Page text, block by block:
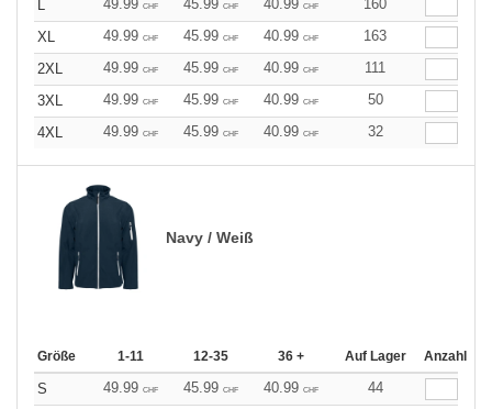
L
49.99 CHF 45.99 CHF 40.99 CHF
160
XL
49.99 CHF 45.99 CHF 40.99 CHF
163
2XL
49.99 CHF 45.99 CHF 40.99 CHF
111
3XL
49.99 CHF 45.99 CHF 40.99 CHF
50
4XL
49.99 CHF 45.99 CHF 40.99 CHF 32
Navy / Weiß
Größe 1-11 12-35 36 + Auf Lager Anzahl
S 49.99 CHF 45.99 CHF 40.99 CHF
44